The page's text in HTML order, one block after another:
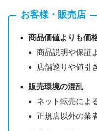
お客様・販売店
商品価値よりも価
商品説明や保証
店舗巡りや値引
販売環境の混乱
ネット転売によ
正規店以外の業